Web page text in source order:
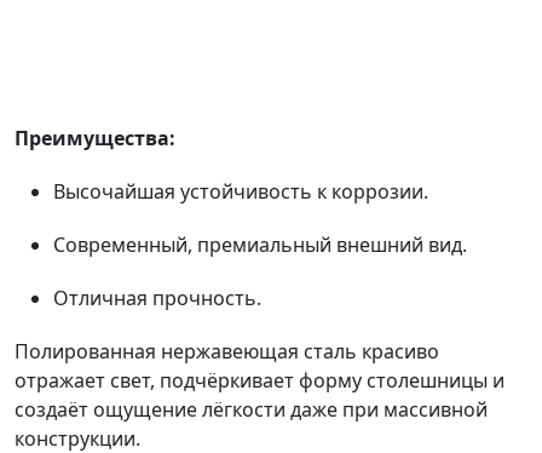
Преимущества:
Высочайшая устойчивость к коррозии.
Современный, премиальный внешний вид.
Отличная прочность.
Полированная нержавеющая сталь красиво
отражает свет, подчёркивает форму столешницы и
создаёт ощущение лёгкости даже при массивной
конструкции.